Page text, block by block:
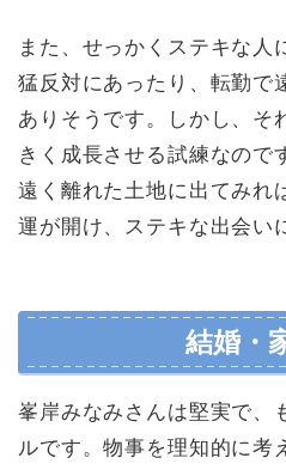
また、せっかくステキな人
猛反対にあったり、転勤で
ありそうです。しかし、そ
きく成長させる試練なので
遠く離れた土地に出てみれ
運が開け、ステキな出会い
結婚・
峯岸みなみさんは堅実で、
ルです。物事を理知的に考